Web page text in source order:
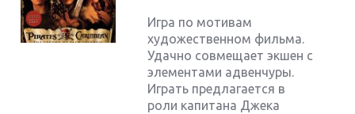
Игра по мотивам
художественном фильма.
Удачно совмещает экшен с
элементами адвенчуры.
Играть предлагается в
роли капитана Джека